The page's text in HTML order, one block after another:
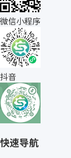
微信小程序
抖音
快速导航